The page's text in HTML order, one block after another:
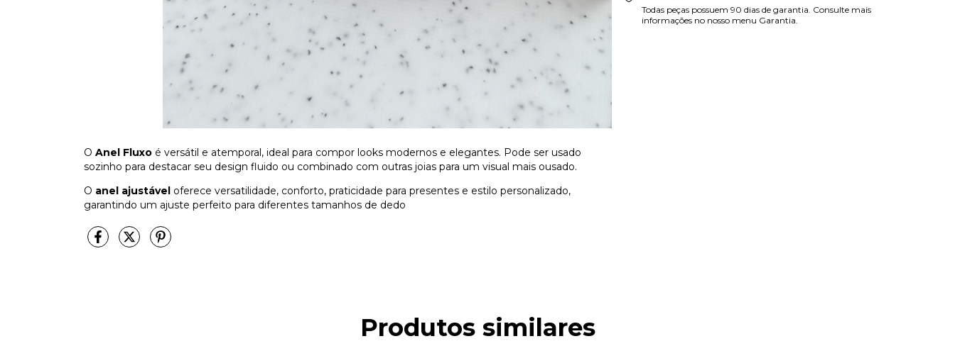
O Anel Fluxo é versátil e atemporal, ideal para compor looks modernos e elegantes. Pode ser usado
sozinho para destacar seu design fluido ou combinado com outras joias para um visual mais ousado.
O anel ajustável oferece versatilidade, conforto, praticidade para presentes e estilo personalizado,
garantindo um ajuste perfeito para diferentes tamanhos de dedo
Todas peças possuem 90 dias de garantia. Consulte mais
informações no nosso menu Garantia.
Produtos similares